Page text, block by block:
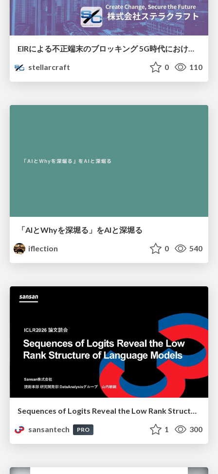
EIRによる不正端末のブロッキング 5G時代におけるデバイス識別と不正対策の進化
stellarcraft
0 110
「AIとWhyを深堀る」をAIと深堀る
iflection
0 540
Sequences of Logits Reveal the Low Rank Structure of Language Models
sansantech
PRO 1 300